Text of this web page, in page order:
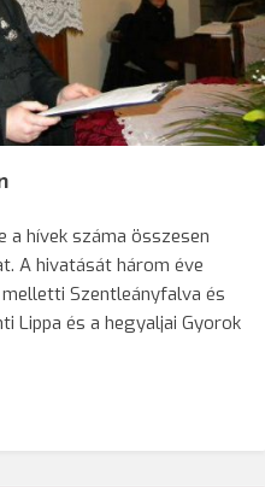
a hívek száma összesen
A hivatását három éve
Szentleányfalva és
Lippa és a hegyaljai Gyorok